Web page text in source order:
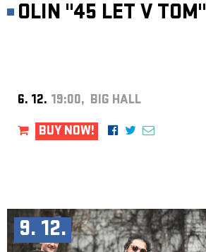
OLIN "45 LET V TOM"
6. 12. 19:00, BIG HALL
BUY NOW!
9. 12.